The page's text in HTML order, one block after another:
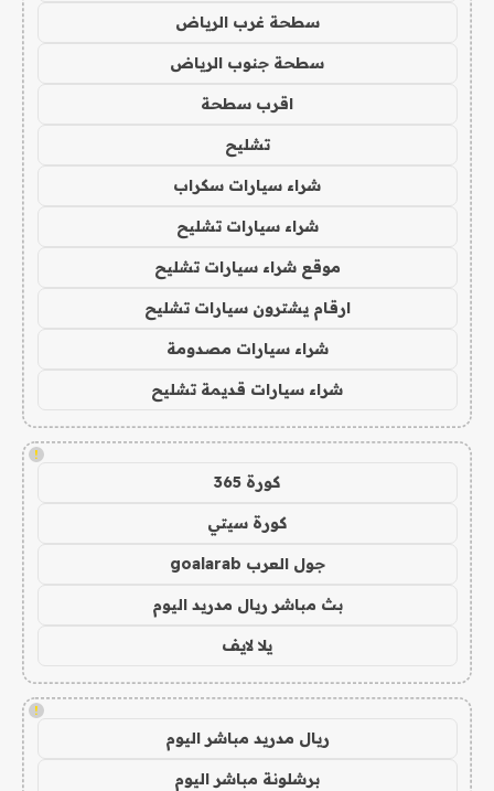
سطحة غرب الرياض
سطحة جنوب الرياض
اقرب سطحة
تشليح
شراء سيارات سكراب
شراء سيارات تشليح
موقع شراء سيارات تشليح
ارقام يشترون سيارات تشليح
شراء سيارات مصدومة
شراء سيارات قديمة تشليح
!
كورة 365
كورة سيتي
جول العرب goalarab
بث مباشر ريال مدريد اليوم
يلا لايف
!
ريال مدريد مباشر اليوم
برشلونة مباشر اليوم